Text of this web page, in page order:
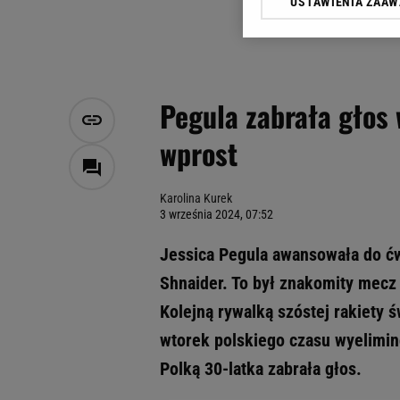
Pegula zabrała
wprost
Karolina Kurek
3 września 2024, 07:52
Jessica Pegula awansowała do
Shnaider. To był znakomity
Kolejną rywalką szóstej rakiety
wtorek polskiego czasu
Polką 30-latka zabrała głos.
Klikając „Akceptuję”
Zaufanych Partnerów i
My, nasi Zaufani
Użycie dokładnych